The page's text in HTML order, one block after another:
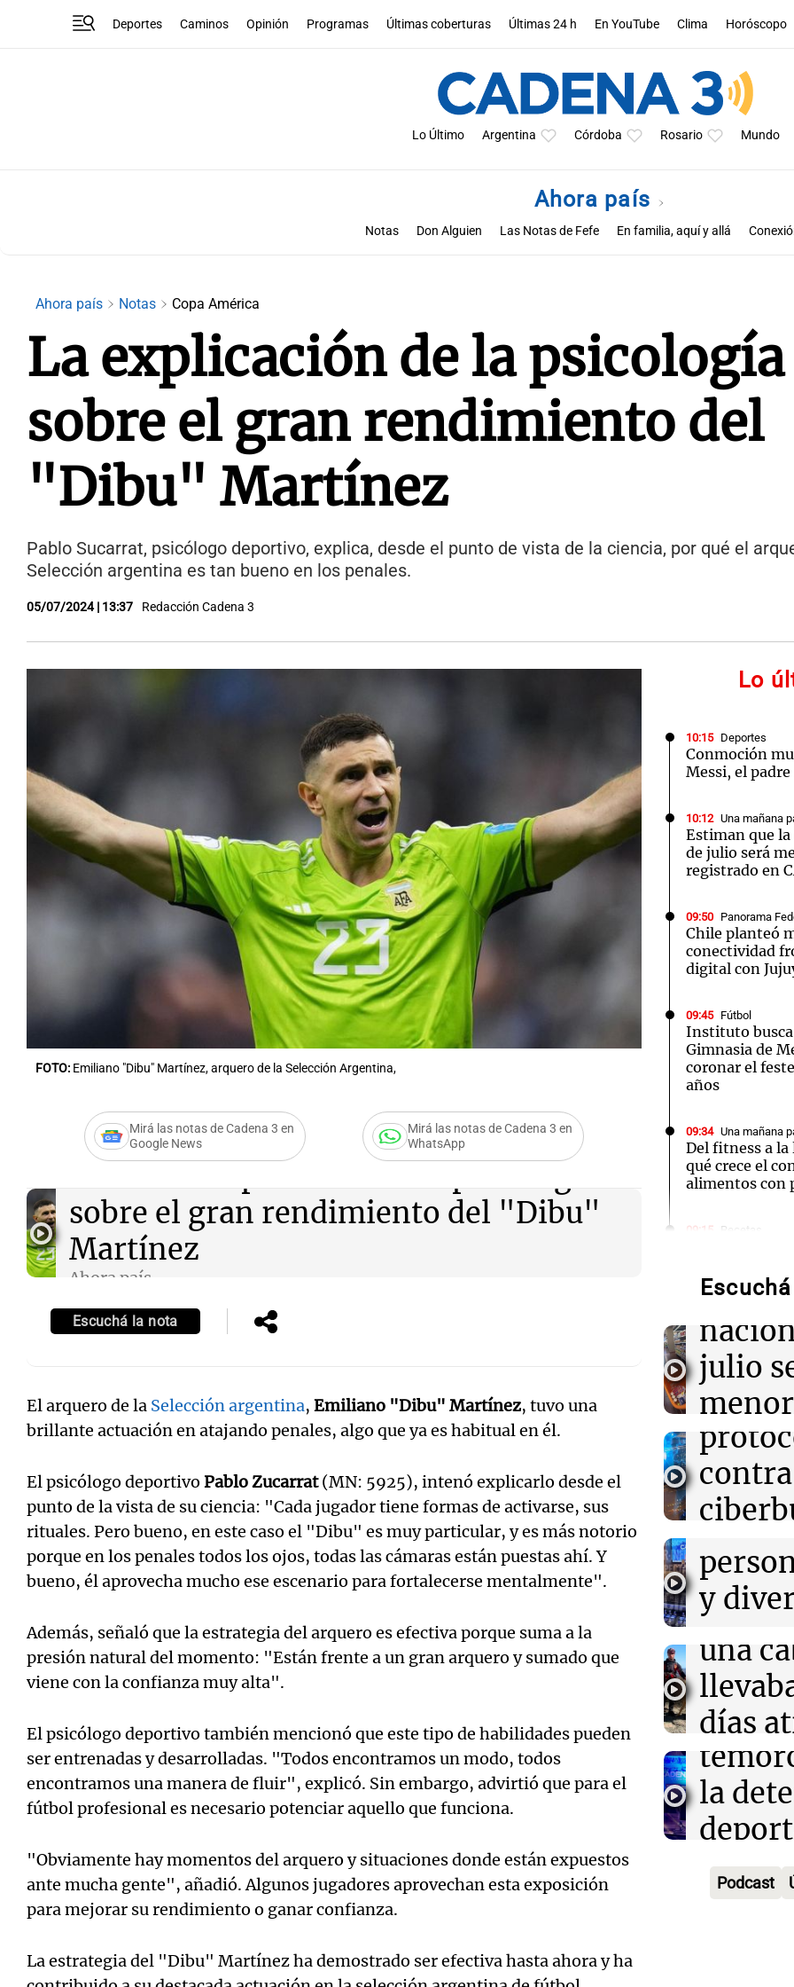
Deportes Caminos Opinión Programas Últimas coberturas Últimas 24 h En YouTube Clima Horóscopo
Lo Último Argentina Córdoba Rosario Mundo
Ahora país
Notas Don Alguien Las Notas de Fefe En familia, aquí y allá
Ahora país Notas Copa América
La explicación de la psicología
sobre el gran rendimiento del
"Dibu" Martínez
Pablo Sucarrat, psicólogo deportivo, explica, desde el punto de vista de la ciencia, por qué el
Selección argentina es tan bueno en los penales.
05/07/2024 | 13:37 Redacción Cadena 3
FOTO: Emiliano "Dibu" Martínez, arquero de la Selección Argentina,
Mirá las notas de Cadena 3 en
Google News
Mirá las notas de Cadena 3 en
WhatsApp
sobre el gran rendimiento del "Dibu"
Martínez
Ahora país
Escuchá la nota
El arquero de la Selección argentina, Emiliano "Dibu" Martínez, tuvo una
brillante actuación en atajando penales, algo que ya es habitual en él.
El psicólogo deportivo Pablo Zucarrat(MN: 5925), intenó explicarlo desde el
punto de la vista de su ciencia: "Cada jugador tiene formas de activarse, sus
rituales. Pero bueno, en este caso el "Dibu" es muy particular, y es más notorio
porque en los penales todos los ojos, todas las cámaras están puestas ahí. Y
bueno, él aprovecha mucho ese escenario para fortalecerse mentalmente".
Además, señaló que la estrategia del arquero es efectiva porque suma a la
presión natural del momento: "Están frente a un gran arquero y sumado que
viene con la confianza muy alta".
El psicólogo deportivo también mencionó que este tipo de habilidades pueden
ser entrenadas y desarrolladas. "Todos encontramos un modo, todos
encontramos una manera de fluir", explicó. Sin embargo, advirtió que para el
fútbol profesional es necesario potenciar aquello que funciona.
"Obviamente hay momentos del arquero y situaciones donde están expuestos
ante mucha gente", añadió. Algunos jugadores aprovechan esta exposición
para mejorar su rendimiento o ganar confianza.
La estrategia del "Dibu" Martínez ha demostrado ser efectiva hasta ahora y ha
Lo
10:15 Deportes
Conmoción
Messi, el
10:12 Una mañana
Estiman que
de julio será
registrado en
09:50 Panorama
Chile planteó
conectividad
digital con
09:45 Fútbol
Instituto busca
Gimnasia de
coronar el
años
09:34 Una mañana
Del fitness a
qué crece el
alimentos con
09:15 Recetas
de máquina
09:13 Una mañana
Altas
cabra que
atrapada en un
Violento
Democrática
menos 13
extremista
Boca recibe a
objetivo de
triunfo
Audio.
julio
CABA
Una
Episodios
Audio.
contra
Salta
Panorama
Episodios
Audio.
ideal:
y
para
ayuno
Panorama
Episodios
una
días
en un
Una
Episodios
Audio.
un
la
Panorama
Audio.
Audio.
Podcast
Notas
Mundial 2026
Notas
La Sole en Cadena 3 El huracán de Arequito Cadena 3